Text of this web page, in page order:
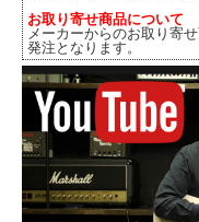
お取り寄せ商品について
メーカーからのお取り寄
発注となります。